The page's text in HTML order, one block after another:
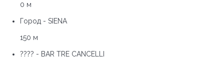
0 м
Город - SIENA
150 м
???? - BAR TRE CANCELLI